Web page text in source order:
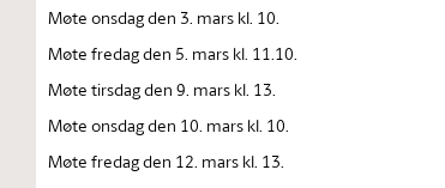
Møte onsdag den 3. mars kl. 10.
Møte fredag den 5. mars kl. 11.10.
Møte tirsdag den 9. mars kl. 13.
Møte onsdag den 10. mars kl. 10.
Møte fredag den 12. mars kl. 13.